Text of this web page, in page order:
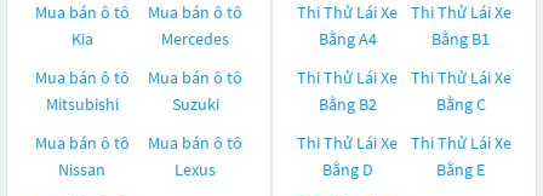
Mua bán ô tô
Kia
Mua bán ô tô
Mercedes
Mua bán ô tô
Mitsubishi
Mua bán ô tô
Suzuki
Mua bán ô tô
Nissan
Mua bán ô tô
Lexus
Thi Thử Lái Xe
Bằng A4
Thi Thử Lái Xe
Bằng B1
Thi Thử Lái Xe
Bằng B2
Thi Thử Lái Xe
Bằng C
Thi Thử Lái Xe
Bằng D
Thi Thử Lái Xe
Bằng E